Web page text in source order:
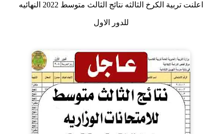
اعلنت تربية الكرخ الثالثه نتائج الثالث متوسط 2022 النهائيه
للدور الاول